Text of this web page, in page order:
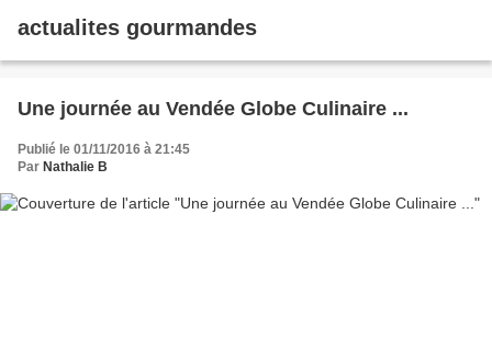
actualites gourmandes
Une journée au Vendée Globe Culinaire ...
Publié le 01/11/2016 à 21:45
Par Nathalie B